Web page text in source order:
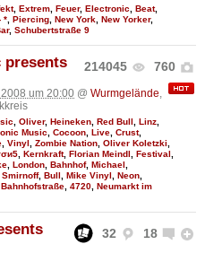
, Extrem Feuer, Electronic Beat,
* Piercing New York New Yorker,
, Schubertstraße 9
214045 760
presents
um 20:00 @ Wurmgelände,
Oliver, Heineken Red Bull Linz
Music Cocoon Live Crust,
Vinyl Zombie Nation Oliver Koletzki
Kernkraft, Florian Meindl Festival
London Bahnhof, Michael
Smirnoff, Bull Mike Vinyl Neon
Bahnhofstraße 4720 Neumarkt im
32 18